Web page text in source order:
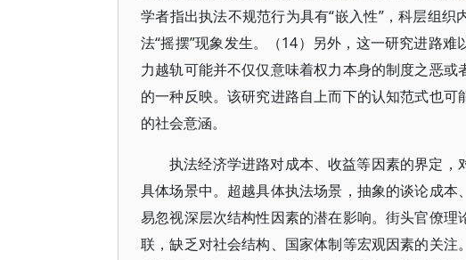
学者指出执法不规范行为具有“嵌入性”，科层组
法“摇摆”现象发生。（14）另外，这一研究进路
力越轨可能并不仅仅意味着权力本身的制度之恶
的一种反映。该研究进路自上而下的认知范式也
的社会意涵。
执法经济学进路对成本、收益等因素的界定
具体场景中。超越具体执法场景，抽象的谈论成
易忽视深层次结构性因素的潜在影响。街头官僚
联，缺乏对社会结构、国家体制等宏观因素的关注